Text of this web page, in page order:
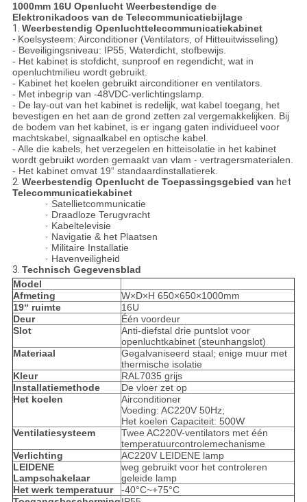
1000mm 16U Openlucht Weerbestendige de
Elektronikadoos van de Telecommunicatiebijlage
1. Weerbestendig Openluchttelecommunicatiekabinet
- Koelsysteem: Airconditioner (Ventilators, of Hitteuitwisseling)
- Beveiligingsniveau: IP55, Waterdicht, stofbewijs.
- Het kabinet is stofdicht, sunproof en regendicht, wat in
openluchtmilieu wordt gebruikt.
- Kabinet het koelen gebruikt airconditioner en ventilators.
- Met inbegrip van -48VDC-verlichtingslamp.
- De lay-out van het kabinet is redelijk, wat kabel toegang, het
bevestigen en het aan de grond zetten zal vergemakkelijken. Bij
de bodem van het kabinet, is er ingang gaten individueel voor
machtskabel, signaalkabel en optische kabel.
- Alle die kabels, het verzegelen en hitteisolatie in het kabinet
wordt gebruikt worden gemaakt van vlam - vertragersmaterialen.
- Het kabinet omvat 19“ standaardinstallatierek.
2. Weerbestendig Openlucht de Toepassingsgebied van het
Telecommunicatiekabinet
· Satellietcommunicatie
· Draadloze Terugvracht
· Kabeltelevisie
· Navigatie & het Plaatsen
· Militaire Installatie
· Havenveiligheid
3. Technisch Gegevensblad
Model
Afmeting
W×D×H 650×650×1000mm
19“ ruimte
16U
Deur
Één voordeur
Slot
Anti-diefstal drie puntslot voor
openluchtkabinet (steunhangslot)
Materiaal
Gegalvaniseerd staal; enige muur met
thermische isolatie
Kleur
RAL7035 grijs
Installatiemethode
De vloer zet op
Het koelen
Airconditioner
Voeding: AC220V 50Hz;
Het koelen Capaciteit: 500W
Ventilatiesysteem
Twee AC220V-ventilators met één
temperatuurcontrolemechanisme
Verlichting
AC220V LEIDENE lamp
LEIDENE
Lampschakelaar
weg gebruikt voor het controleren
geleide lamp
Het werk temperatuur
-40°C~+75°C